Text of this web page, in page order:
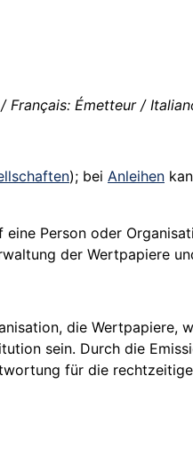
Français: Émetteur /
); bei Anleihen
Person oder
der Wertpapiere
die Wertpapiere,
sein. Durch die
für die